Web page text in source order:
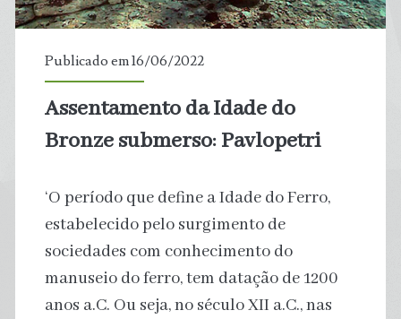
Publicado em 16/06/2022
Assentamento da Idade do
Bronze submerso: Pavlopetri
‘O período que define a Idade do Ferro,
estabelecido pelo surgimento de
sociedades com conhecimento do
manuseio do ferro, tem datação de 1200
anos a.C. Ou seja, no século XII a.C., nas